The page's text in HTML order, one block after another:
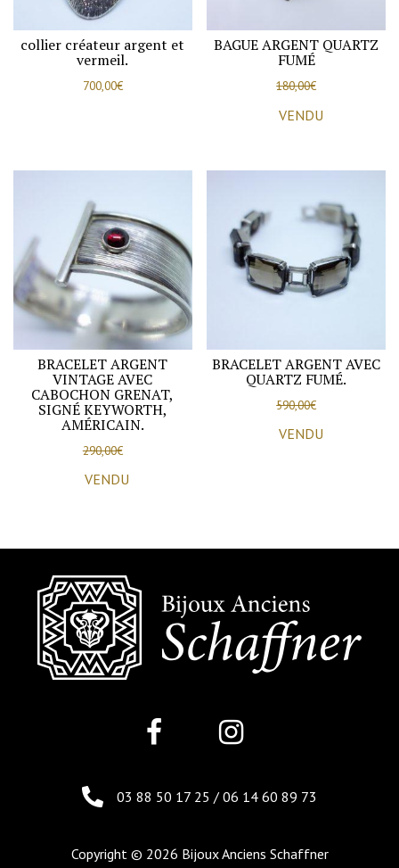
collier créateur argent et
vermeil.
700,00€
BAGUE ARGENT QUARTZ
FUMÉ
180,00€
VENDU
BRACELET ARGENT
VINTAGE AVEC
CABOCHON GRENAT,
SIGNÉ KEYWORTH,
AMÉRICAIN.
290,00€
VENDU
BRACELET ARGENT AVEC
QUARTZ FUMÉ.
590,00€
VENDU
03 88 50 17 25 / 06 14 60 89 73
Copyright © 2026 Bijoux Anciens Schaffner